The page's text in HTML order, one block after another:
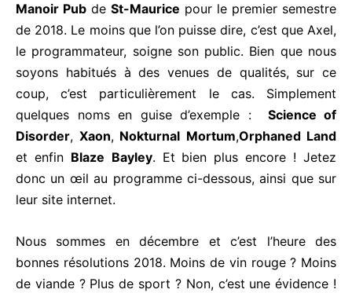
Manoir Pub de St-Maurice pour le premier semestre
de 2018. Le moins que l’on puisse dire, c’est que Axel,
le programmateur, soigne son public. Bien que nous
soyons habitués à des venues de qualités, sur ce
coup, c’est particulièrement le cas. Simplement
quelques noms en guise d’exemple : Science of
Disorder, Xaon, Nokturnal Mortum,Orphaned Land
et enfin Blaze Bayley. Et bien plus encore ! Jetez
donc un œil au programme ci-dessous, ainsi que sur
leur site internet.
Nous sommes en décembre et c’est l’heure des
bonnes résolutions 2018. Moins de vin rouge ? Moins
de viande ? Plus de sport ? Non, c’est une évidence !